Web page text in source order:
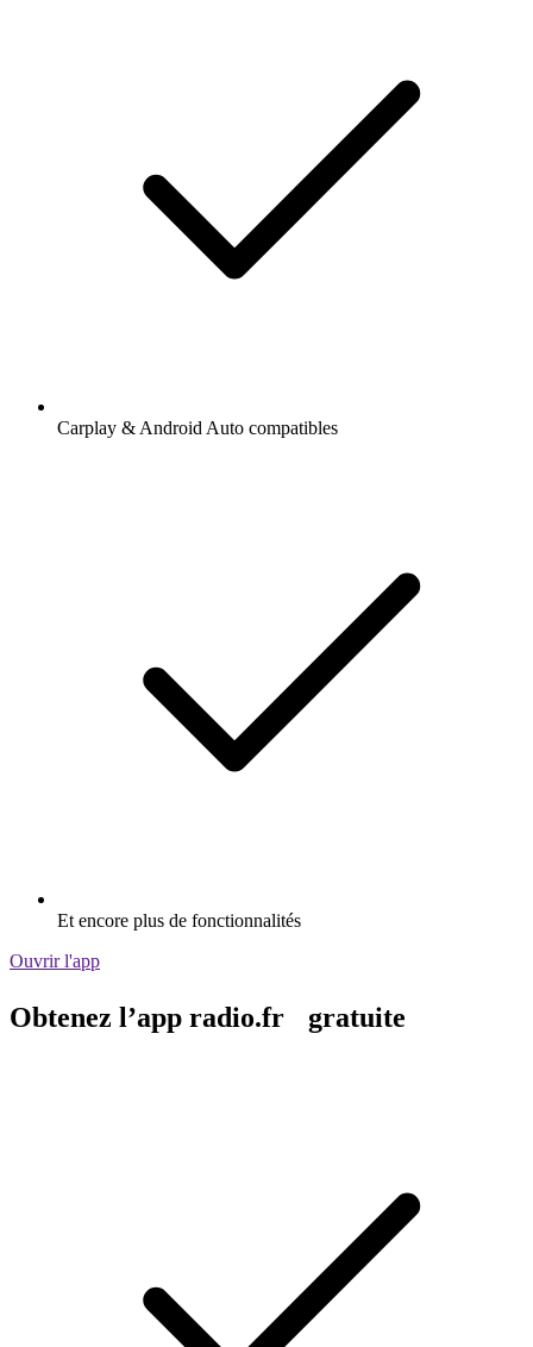
Carplay & Android Auto compatibles
Et encore plus de fonctionnalités
Ouvrir l'app
Obtenez l’app radio.fr gratuite